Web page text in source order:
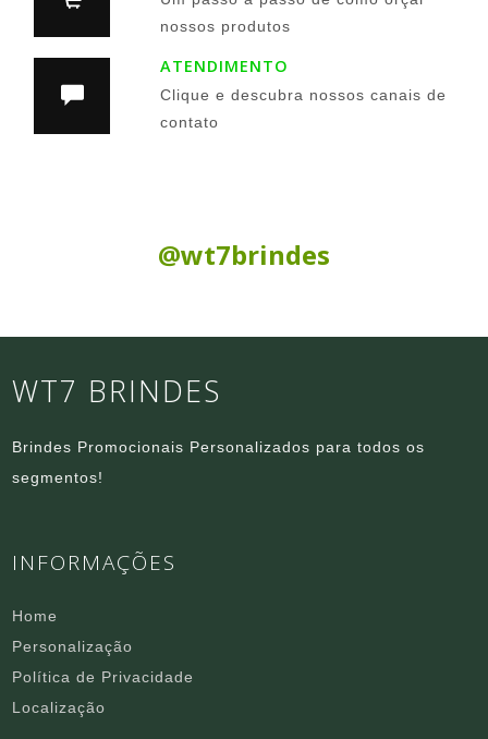
nossos produtos
ATENDIMENTO
Clique e descubra nossos canais de
contato
@wt7brindes
WT7 BRINDES
Brindes Promocionais Personalizados para todos os
segmentos!
INFORMAÇÕES
Home
Personalização
Política de Privacidade
Localização